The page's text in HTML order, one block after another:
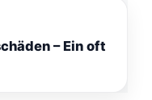
– Ein oft